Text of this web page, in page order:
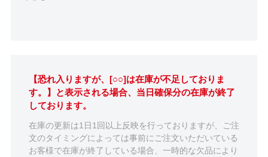
【恐れ入りますが、[○○]は在庫が不足しておりま
す。】と表示される場合、当日確保分の在庫が終了
しております。
在庫の更新は1日1回以上反映を行っておりますが、ご注
文のタイミングによっては事前にご注文いただいている
お客様で在庫が終了している場合、一時的な欠品により